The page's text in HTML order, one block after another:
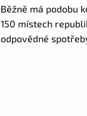
Běžně má podobu
150 místech
odpovědné